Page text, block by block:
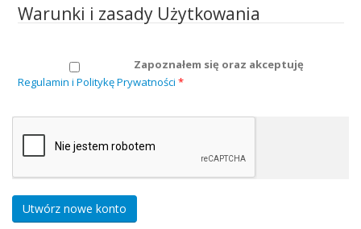
Warunki i zasady Użytkowania
Zapoznałem się oraz akceptuję
Regulamin i Politykę Prywatności *